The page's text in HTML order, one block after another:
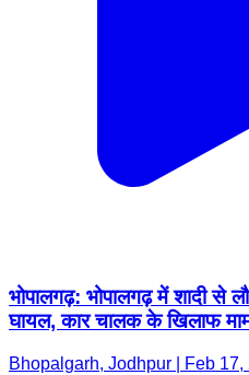
भोपालगढ़: भोपालगढ़ में शादी से
घायल, कार चालक के खिलाफ
Bhopalgarh, Jodhpur | Feb 17,